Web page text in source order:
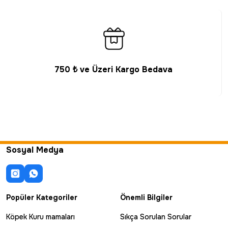
750 ₺ ve Üzeri Kargo Bedava
Sosyal Medya
Popüler Kategoriler
Köpek Kuru mamaları
Önemli Bilgiler
Sıkça Sorulan Sorular